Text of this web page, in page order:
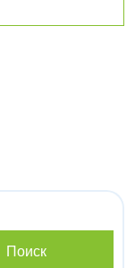
Поиск